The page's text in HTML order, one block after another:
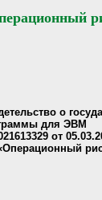
о
для ЭВМ
от